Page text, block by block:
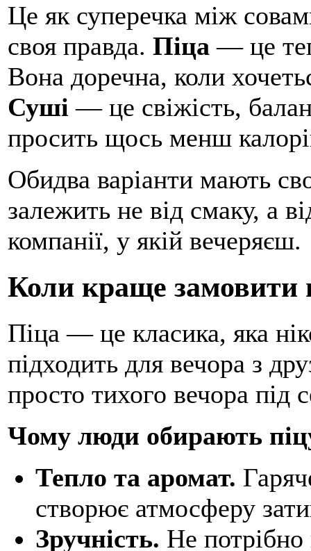
Це як суперечка між
своя правда. Піца — це
Вона доречна, коли
Суші — це свіжість,
просить щось менш
Обидва варіанти мають
залежить не від смаку, а
компанії, у якій вечеряєш.
Коли краще замовити
Піца — це класика, яка
підходить для вечора з
просто тихого вечора під
Чому люди обирають
Тепло та аромат.
створює атмосферу
Зручність. Не потрібно